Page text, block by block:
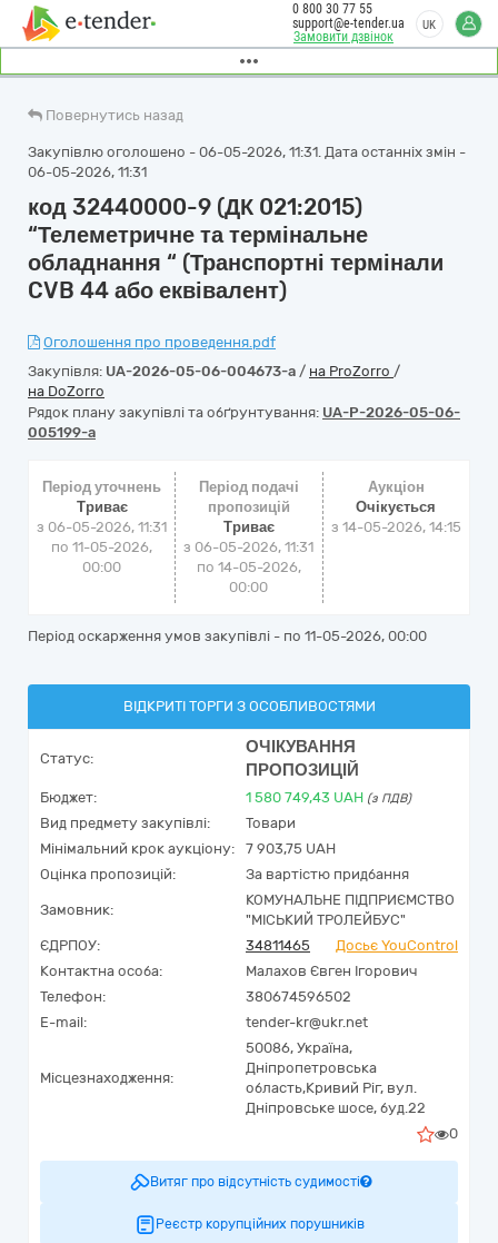
Замовити дзвінок
0 800 30 77 55
support@e-tender.ua
UK
Повернутись назад
Закупівлю оголошено - 06-05-2026, 11:31. Дата останніх змін -
06-05-2026, 11:31
код 32440000-9 (ДК 021:2015)
“Телеметричне та термінальне
обладнання “ (Транспортні термінали
CVB 44 або еквівалент)
Оголошення про проведення.pdf
Закупівля: UA-2026-05-06-004673-a / на ProZorro /
на DoZorro
Рядок плану закупівлі та обґрунтування: UA-P-2026-05-06-
005199-a
Період уточнень
Триває
з 06-05-2026, 11:31
по 11-05-2026,
00:00
Період подачі
пропозицій
Триває
з 06-05-2026, 11:31
по 14-05-2026,
00:00
Аукціон
Очікується
з 14-05-2026, 14:15
Період оскарження умов закупівлі - по 11-05-2026, 00:00
ВІДКРИТІ ТОРГИ З ОСОБЛИВОСТЯМИ
Статус:
ОЧІКУВАННЯ
ПРОПОЗИЦІЙ
Бюджет: 1 580 749,43 UAH (з ПДВ)
Вид предмету закупівлі:
Товари
Мінімальний крок аукціону:
7 903,75 UAH
Оцінка пропозицій:
За вартістю придбання
Замовник:
КОМУНАЛЬНЕ ПІДПРИЄМСТВО
"МІСЬКИЙ ТРОЛЕЙБУС"
ЄДРПОУ:
34811465
Досьє YouControl
Контактна особа:
Малахов Євген Ігорович
Телефон:
380674596502
E-mail:
tender-kr@ukr.net
Місцезнаходження:
50086, Україна,
Дніпропетровська
область,Кривий Ріг, вул.
Дніпровське шосе, буд.22
0
Витяг про відсутність судимості
Реєстр корупційних порушників